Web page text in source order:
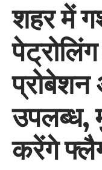
शहर में
प्रोबेशन
उपलब्ध,
करेंगे